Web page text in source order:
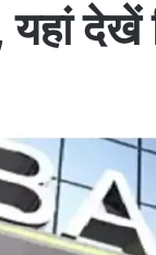
यहां देखें